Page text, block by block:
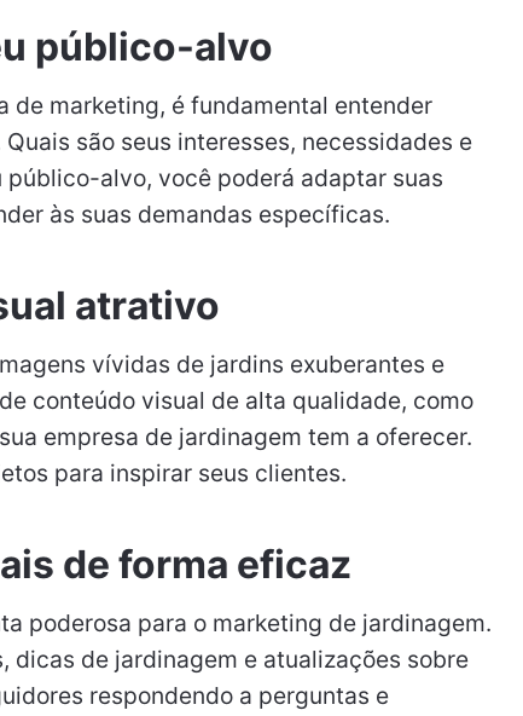
público-alvo
de marketing, é fundamental entender
são seus interesses, necessidades e
alvo, você poderá adaptar suas
às suas demandas específicas.
atrativo
vívidas de jardins exuberantes e
conteúdo visual de alta qualidade, como
empresa de jardinagem tem a oferecer.
para inspirar seus clientes.
de forma eficaz
poderosa para o marketing de jardinagem.
dicas de jardinagem e atualizações sobre
respondendo a perguntas e